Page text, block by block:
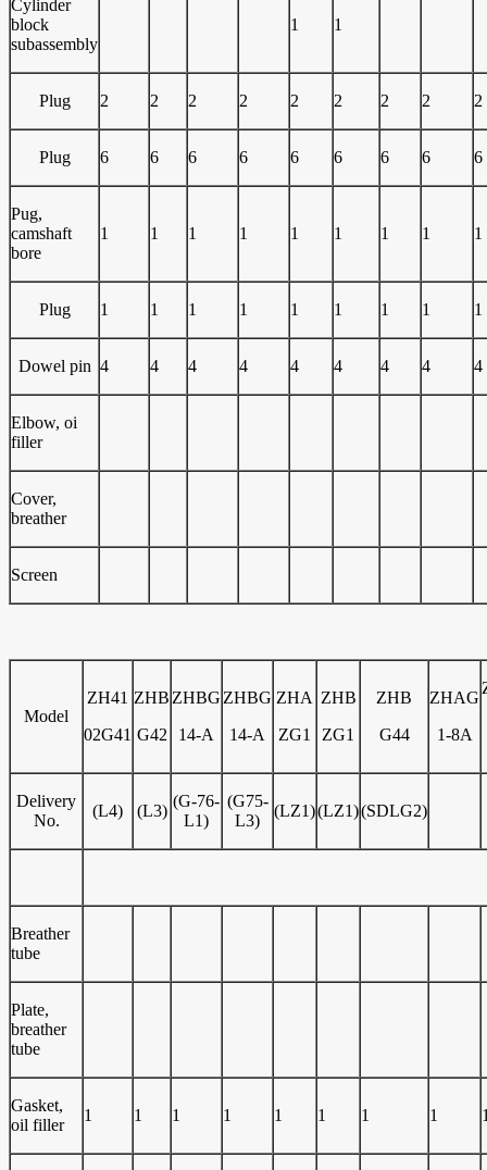
Cylinder
block
subassembly
1 1
Plug 2 2 2 2 2 2 2 2 2
Plug 6 6 6 6 6 6 6 6 6
Pug,
camshaft
bore
1 1 1 1 1 1 1 1 1
Plug 1 1 1 1 1 1 1 1 1
Dowel pin 4 4 4 4 4 4 4 4 4
Elbow, oi
filler
Cover,
breather
Screen
Model
ZH41
02G41
ZHB
G42
ZHBG
14-A
ZHBG
14-A
ZHA
ZG1
ZHB
ZG1
ZHB
G44
ZHAG
1-8A
Delivery
No.
(L4) (L3)
(G-76-
L1)
(G75-
L3)
(LZ1)(LZ1)(SDLG2)
Breather
tube
Plate,
breather
tube
Gasket,
oil filler
1 1 1 1 1 1 1 1